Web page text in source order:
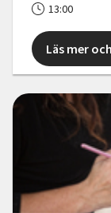
13:00
Läs mer